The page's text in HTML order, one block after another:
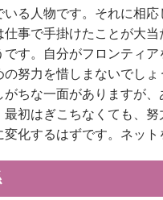
いる人物です。それに相
事で手掛けたことが大
す。自分がフロンティ
努力を惜しまないでし
ちな一面がありますが
初はぎこちなくても、
化するはずです。ネッ